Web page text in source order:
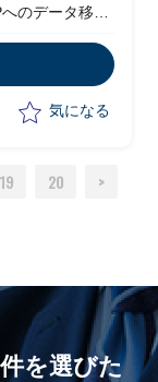
のデータ移行
スト、ユーザ
気になる
19 20 >
を選びた